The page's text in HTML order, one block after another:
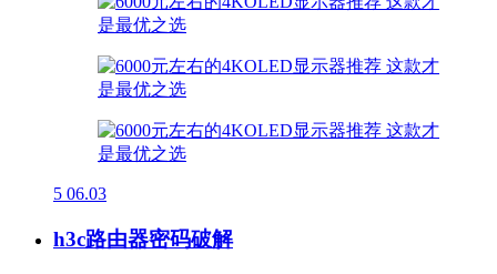
5 06.03
h3c路由器密码破解